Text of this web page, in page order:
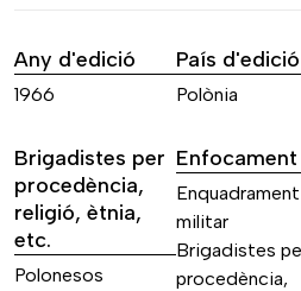
Any d'edició
1966
País d'edició
Polònia
Brigadistes per
procedència,
religió, ètnia,
etc.
Polonesos
Enfocament
Enquadrament
militar
Brigadistes
procedència,